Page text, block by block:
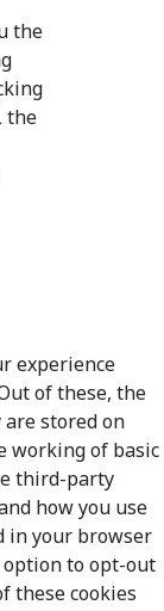
the
the
experience
of these, the
are stored on
working of basic
third-party
how you use
in your browser
option to opt-out
these cookies